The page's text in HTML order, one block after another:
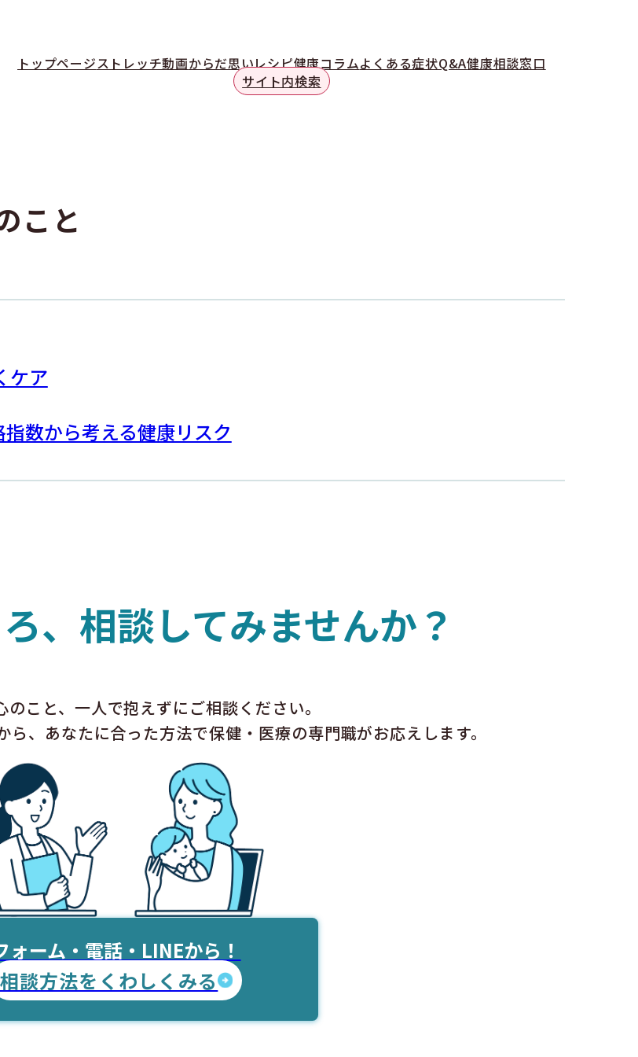
トップページストレッチ動画からだ思いレシピ健康コラムよくある症状Q&A健康相談窓口
サイト内検索
こと
ケア
数から考える健康リスク
、相談してみませんか？
のこと、一人で抱えずにご相談ください。
、あなたに合った方法で保健・医療の専門職がお応えします。
ォーム・電話・LINEから！
相談方法をくわしくみる